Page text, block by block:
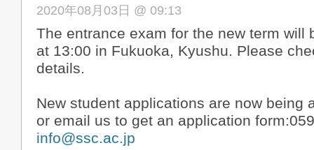
2020年08月03日 @ 09:13
The entrance exam for the new term will
at 13:00 in Fukuoka, Kyushu. Please
details.
New student applications are now being
or email us to get an application
info@ssc.ac.jp